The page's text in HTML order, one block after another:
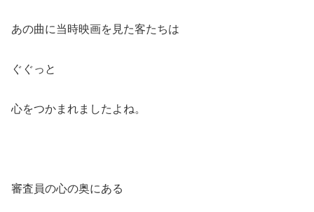
あの曲に当時映画を見た客たちは
ぐぐっと
心をつかまれましたよね。
審査員の心の奥にある